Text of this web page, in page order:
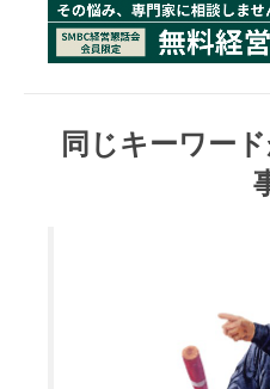
同じキーワー